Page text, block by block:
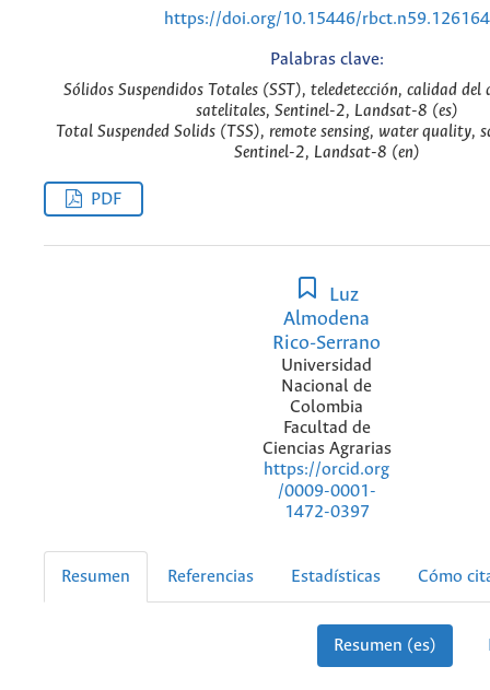
https://doi.org/10.15446/rbct.n59.126164
Palabras clave:
Sólidos Suspendidos Totales (SST), teledetección, calidad del
satelitales, Sentinel-2, Landsat-8 (es)
Total Suspended Solids (TSS), remote sensing, water quality,
Sentinel-2, Landsat-8 (en)
PDF
Luz
Almodena
Rico-Serrano
Universidad
Nacional de
Colombia
Facultad de
Ciencias Agrarias
https://orcid.org
/0009-0001-
1472-0397
Resumen Referencias Estadísticas Cómo
Resumen (es)